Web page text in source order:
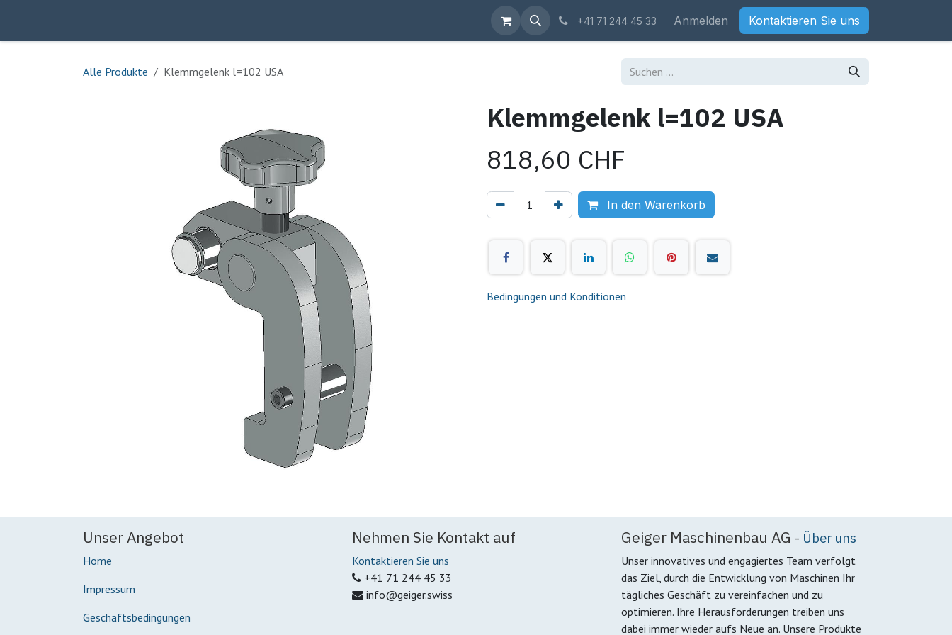
+41 71 244 45 33 Anmelden Kontaktieren Sie uns
Alle Produkte Klemmgelenk l=102 USA
Klemmgelenk l=102 USA
818,60 CHF
In den Warenkorb
Bedingungen und Konditionen
Unser Angebot
Home
Impressum
Geschäftsbedingungen
Nehmen Sie Kontakt auf
Kontaktieren Sie uns
+41 71 244 45 33
info@geiger.swiss
Geiger Maschinenbau AG - Über uns
Unser innovatives und engagiertes Team verfolgt
das Ziel, durch die Entwicklung von Maschinen Ihr
tägliches Geschäft zu vereinfachen und zu
optimieren. Ihre Herausforderungen treiben uns
dabei immer wieder aufs Neue an. Unsere Produkte